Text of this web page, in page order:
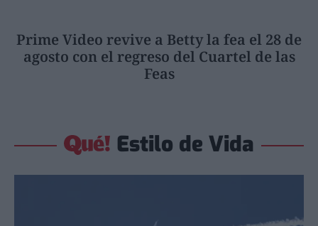
Prime Video revive a Betty la fea el 28 de
agosto con el regreso del Cuartel de las
Feas
Estilo de Vida